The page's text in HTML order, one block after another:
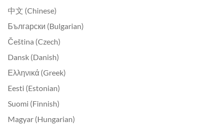
中文 (Chinese)
Български (Bulgarian)
Čeština (Czech)
Dansk (Danish)
Ελληνικά (Greek)
Eesti (Estonian)
Suomi (Finnish)
Magyar (Hungarian)